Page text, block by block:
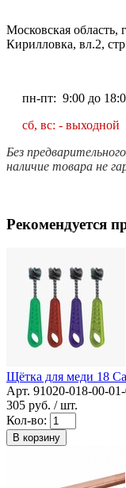
Московская
Кирилловка, вл.2,
пн-пт: 9:00 до
сб, вс: - выходной
Без
наличие товара не
Рекомендуется
Щётка для меди 18
Арт. 91020-018-00-
305 руб. / шт.
Кол-во:
В корзину